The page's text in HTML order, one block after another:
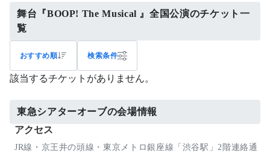
舞台『BOOP! The Musical 』全国公演のチケット一
覧
おすすめ順 検索条件
該当するチケットがありません。
東急シアターオーブの会場情報
アクセス
JR線・京王井の頭線・東京メトロ銀座線「渋谷駅」2階連絡通